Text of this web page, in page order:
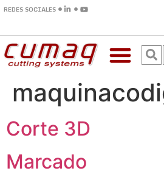
REDES SOCIALES
Corte 3D
Marcado